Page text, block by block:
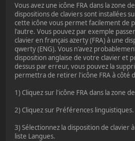
Vous avez une icône FRA dans la zone
dispositions de claviers sont installées
cette icône vous permet facilement de
l'autre. Vous pouvez par exemple
clavier en français azerty (FRA) à une
qwerty (ENG). Vous n'avez
disposition anglaise de votre clavier et
dessus par erreur, vous pouvez la
permettra de retirer l'icône FRA à côté
1) Cliquez sur l'icône FRA dans la zone
2) Cliquez sur Préférences linguistiques.
3) Sélectionnez la disposition de clavier
liste Langues.